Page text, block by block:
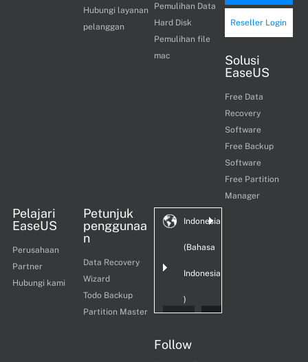
Hubungi layanan
pelanggan
Pemulihan Data
Hard Disk
Pemulihan file
mac
Reseller Login
Solusi
EaseUS
Free Data
Recovery
Software
Free Backup
Software
Free Partition
Manager
Pelajari
EaseUS
Perusahaan
Partner
Hubungi kami
Petunjuk
penggunaa
n
Data Recovery
Wizard
Todo Backup
Partition Master
Indonesia
(Bahasa
Indonesia
)
Follow